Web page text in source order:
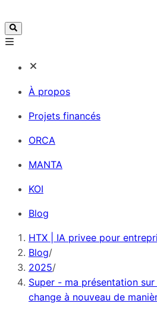
À propos
Projets financés
ORCA
MANTA
KOI
Blog
HTX | IA privee pour
Blog/
2025/
Super - ma présentation
change à nouveau de